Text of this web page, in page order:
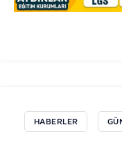
HABERLER